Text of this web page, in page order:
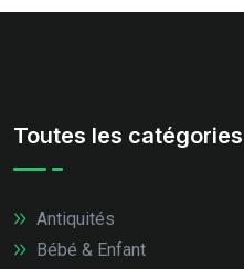
Toutes les catégories
Antiquités
Bébé & Enfant